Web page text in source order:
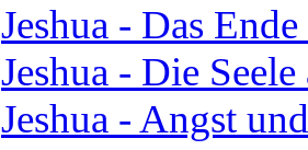
Jeshua - Das
Jeshua - Die
Jeshua - Angst